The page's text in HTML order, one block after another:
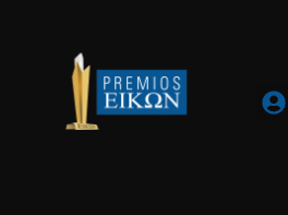
contenido